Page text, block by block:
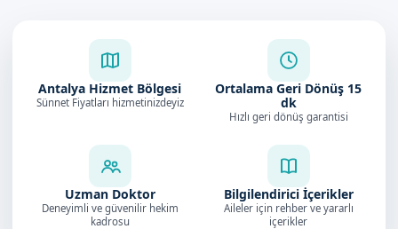
Antalya Hizmet Bölgesi
Sünnet Fiyatları hizmetinizdeyiz
Ortalama Geri Dönüş 15
dk
Hızlı geri dönüş garantisi
Uzman Doktor
Deneyimli ve güvenilir hekim
kadrosu
Bilgilendirici İçerikler
Aileler için rehber ve yararlı
içerikler